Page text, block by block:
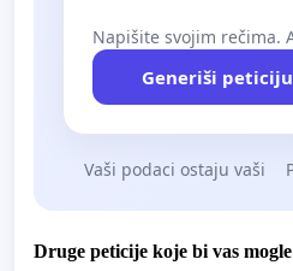
Napišite svojim rečima.
Generiši peticiju
Vaši podaci ostaju vaši
Druge peticije koje bi vas